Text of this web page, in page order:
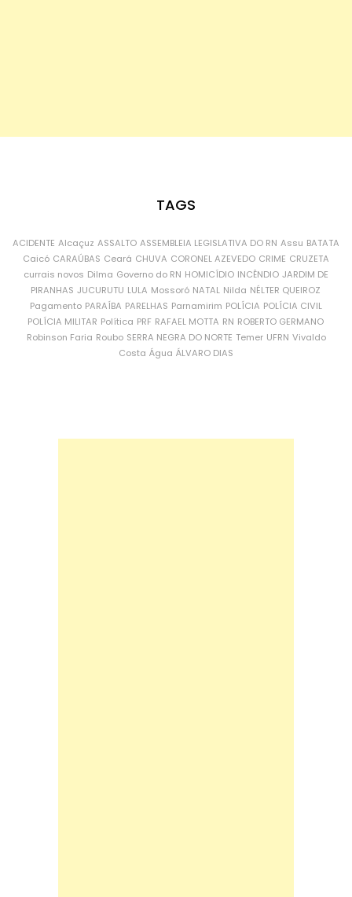
TAGS
ACIDENTE Alcaçuz ASSALTO ASSEMBLEIA LEGISLATIVA DO RN Assu BATATA
Caicó CARAÚBAS Ceará CHUVA CORONEL AZEVEDO CRIME CRUZETA
currais novos Dilma Governo do RN HOMICÍDIO INCÊNDIO JARDIM DE
PIRANHAS JUCURUTU LULA Mossoró NATAL Nilda NÉLTER QUEIROZ
Pagamento PARAÍBA PARELHAS Parnamirim POLÍCIA POLÍCIA CIVIL
POLÍCIA MILITAR Política PRF RAFAEL MOTTA RN ROBERTO GERMANO
Robinson Faria Roubo SERRA NEGRA DO NORTE Temer UFRN Vivaldo
Costa Água ÁLVARO DIAS